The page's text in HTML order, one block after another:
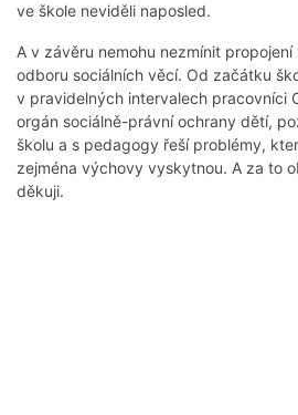
ve škole neviděli naposled.
A v závěru nemohu nezmínit
odboru sociálních věcí. Od začátku
v pravidelných intervalech pracovníci
orgán sociálně-právní ochrany dětí,
školu a s pedagogy řeší problémy,
zejména výchovy vyskytnou. A za to
děkuji.